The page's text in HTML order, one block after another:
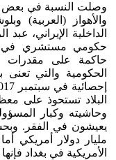
وصلت النسبة في بعض
الداخلية الإيراني،
حكومي مستشري في
حاكمة على مقدرات
الحكومية والتي
البلاد تستحوذ على
مليار دولار أمريكي
الأمريكية في بغداد فإنها تقدر